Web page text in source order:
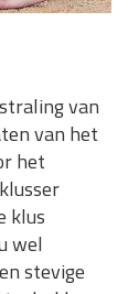
van
van het
het
klus
wel
stevige